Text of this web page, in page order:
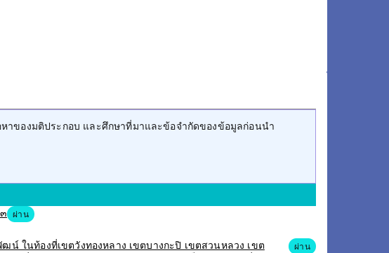
าของมติประกอบ และศึกษาที่มาและข้อจำกัดของข้อมูลก่อนนำ
ผ่าน
ในท้องที่เขตวังทองหลาง เขตบางกะปิ เขตสวนหลวง เขต
ผ่าน